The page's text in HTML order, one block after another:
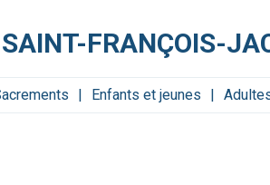
FRANÇOIS-
Enfants et jeunes